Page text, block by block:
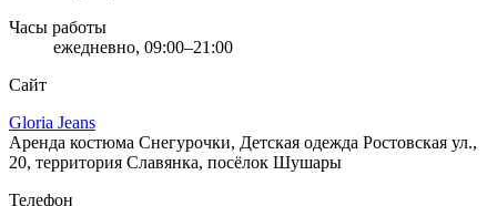
Часы работы
ежедневно, 09:00–21:00
Сайт
Gloria Jeans
Аренда костюма Снегурочки, Детская одежда Ростовская ул.,
20, территория Славянка, посёлок Шушары
Телефон